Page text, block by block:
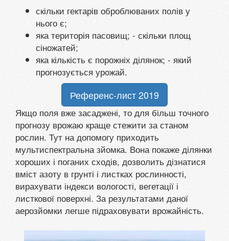
скільки гектарів оброблюваних полів у
нього є;
яка територія пасовищ; - скільки площ
сіножатей;
яка кількість є порожніх ділянок; - який
прогнозується урожай.
Референс-лист 2019
Якщо поля вже засаджені, то для більш точного
прогнозу врожаю краще стежити за станом
рослин. Тут на допомогу приходить
мультиспектральна зйомка. Вона покаже ділянки
хороших і поганих сходів, дозволить дізнатися
вміст азоту в грунті і листках рослинності,
вирахувати індекси вологості, вегетації і
листкової поверхні. За результатами даної
аерозйомки легше підраховувати врожайність.